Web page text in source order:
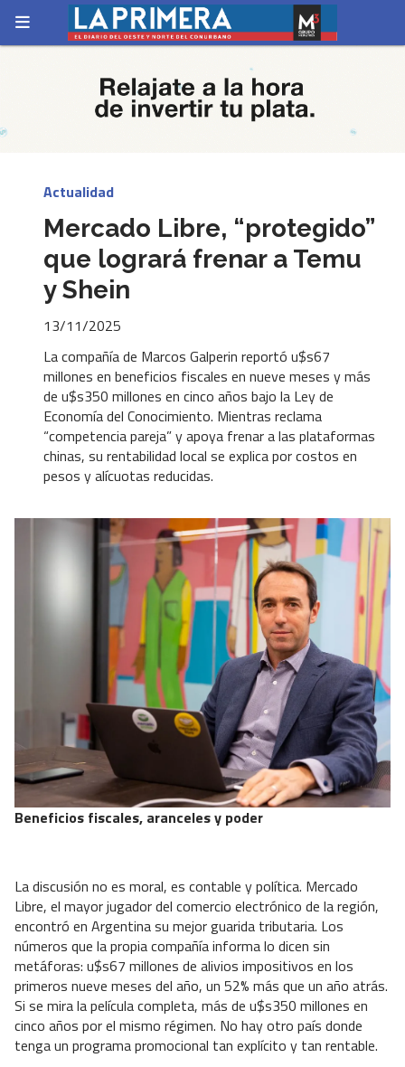
Mercado Libre, “protegido”
que logrará frenar a Temu
y Shein
La compañía de Marcos Galperin reportó u$s67
millones en beneficios fiscales en nueve meses y más
de u$s350 millones en cinco años bajo la Ley de
Economía del Conocimiento. Mientras reclama
“competencia pareja” y apoya frenar a las plataformas
chinas, su rentabilidad local se explica por costos en
pesos y alícuotas reducidas.
Actualidad
13/11/2025
Beneficios fiscales, aranceles y poder
La discusión no es moral, es contable y política. Mercado
Libre, el mayor jugador del comercio electrónico de la región,
encontró en Argentina su mejor guarida tributaria. Los
números que la propia compañía informa lo dicen sin
metáforas: u$s67 millones de alivios impositivos en los
primeros nueve meses del año, un 52% más que un año atrás.
Si se mira la película completa, más de u$s350 millones en
cinco años por el mismo régimen. No hay otro país donde
tenga un programa promocional tan explícito y tan rentable.